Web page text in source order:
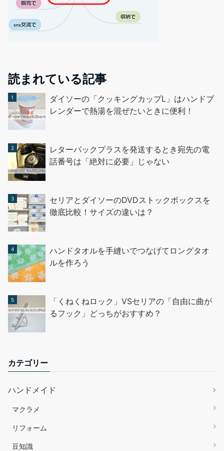
読まれている記事
ダイソーの「クッキングカップL」はハンドブ
レンダーで熱湯を混ぜたいときに便利！
レターパックプラスを発送するとき宛先の電
話番号は「絶対に必要」じゃない
セリアとダイソーのDVDストックボックスを
徹底比較！サイズの違いは？
ハンドタオルを手縫いでつなげてロングタオ
ルを作ろう
「くねくねロック」VSセリアの「自由に曲が
るフック」どっちがおすすめ？
カテゴリー
ハンドメイド
マクラメ
リフォーム
豆知識